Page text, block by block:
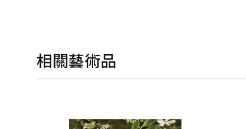
相關藝術品